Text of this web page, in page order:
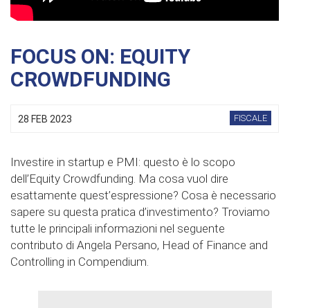
FOCUS ON: EQUITY
CROWDFUNDING
28 FEB 2023 FISCALE
Investire in startup e PMI: questo è lo scopo
dell’Equity Crowdfunding. Ma cosa vuol dire
esattamente quest’espressione? Cosa è necessario
sapere su questa pratica d’investimento? Troviamo
tutte le principali informazioni nel seguente
contributo di Angela Persano, Head of Finance and
Controlling in Compendium.